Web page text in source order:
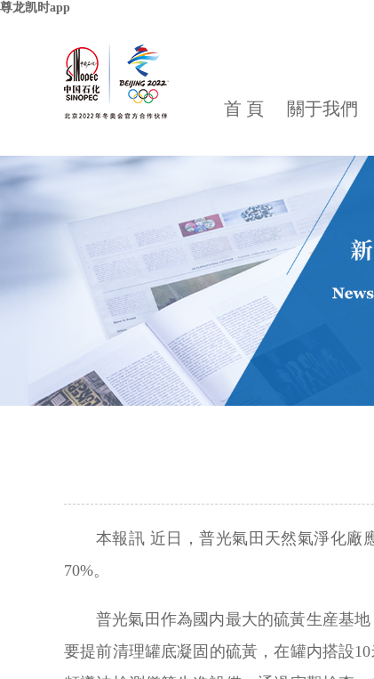
尊龙凯时app
首 頁 關于我們
本報訊 近日，普光氣田天然氣淨化廠
70%。
普光氣田作為國内最大的硫黃生産基
要提前清理罐底凝固的硫黃，在罐内搭設